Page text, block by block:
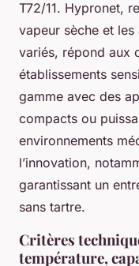
T72/11. Hypronet,
vapeur sèche et
variés, répond aux
établissements
gamme avec des
compacts ou
environnements
l’innovation,
garantissant un
sans tartre.
Critères
température,